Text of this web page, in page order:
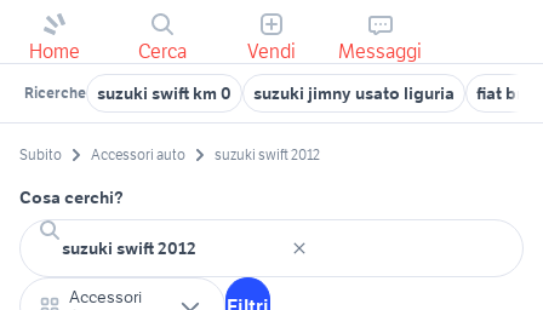
Home Cerca Vendi Messaggi
Ricerche suzuki swift km 0 suzuki jimny usato liguria fiat
Subito Accessori auto suzuki swift 2012
Cosa cerchi?
Accessori